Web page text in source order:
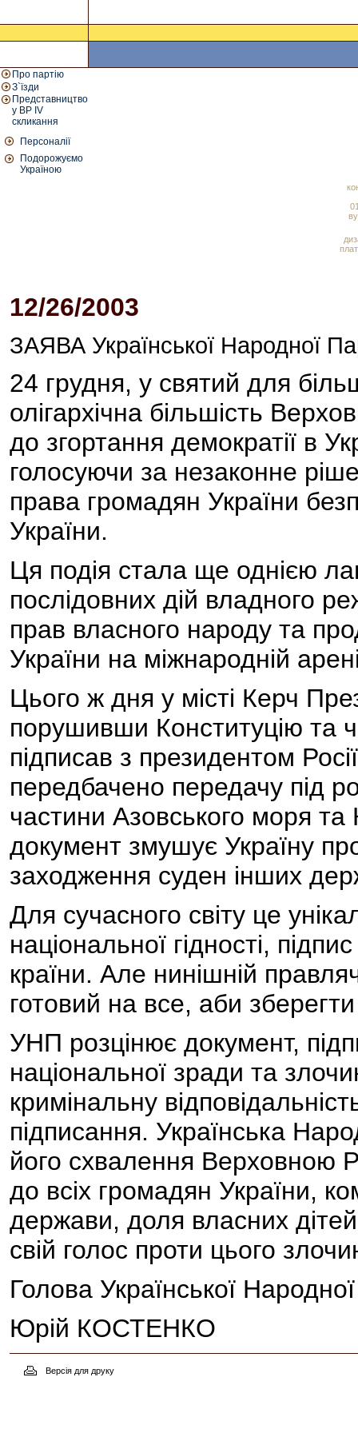
Про партію
З`їзди
Представництво
у ВР IV
скликання
Персоналії
Подорожуємо
Україною
12/26/2003
ЗАЯВА Української Народної
24 грудня, у святий для
олігархічна більшість
до згортання демократії в
голосуючи за незаконне
права громадян України
України.
Ця подія стала ще однією
послідовних дій владного
прав власного народу та
України на міжнародній
Цього ж дня у місті Керч
порушивши Конституцію та
підписав з президентом
передбачено передачу під
частини Азовського моря
документ змушує Україну
заходження суден інших
Для сучасного світу це
національної гідності,
країни. Але нинішній
готовий на все, аби
УНП розцінює документ,
національної зради та
кримінальну
підписання. Українська
його схвалення Верховною
до всіх громадян України,
держави, доля власних дітей
свій голос проти цього
Голова Української Народної
Юрій КОСТЕНКО
Версія для друку